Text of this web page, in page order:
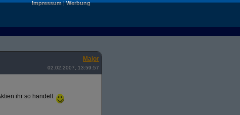
Impressum|Werbung
Major
02.02.2007, 13:59:57
ihr so handelt.